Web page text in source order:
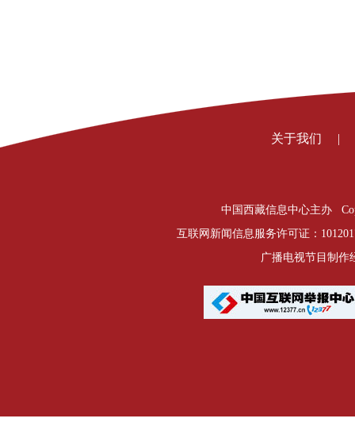
关于我们 |
中国西藏信息中心主办
互联网新闻信息服务许可证：
广播电视节目制作